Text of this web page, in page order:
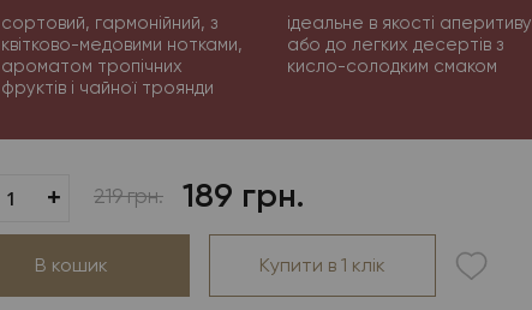
сортовий, гармонійний, з
квітково-медовими нотками,
ароматом тропічних
фруктів і чайної троянди
ідеальне в якості аперитиву
або до легких десертів з
кисло-солодким смаком
+ 219 грн. 189 грн.
В кошик Купити в 1 клік